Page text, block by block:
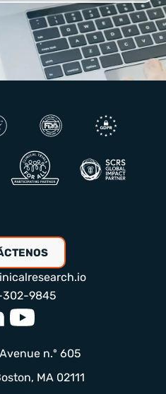
302-9845
n.º 605
MA 02111